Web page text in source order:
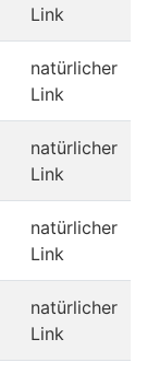
Link
natürlicher
Link
natürlicher
Link
natürlicher
Link
natürlicher
Link